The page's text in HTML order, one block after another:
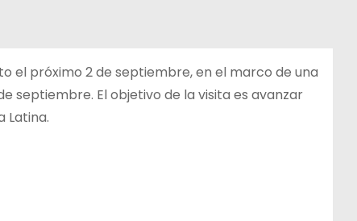
el próximo 2 de septiembre, en el marco de una
septiembre. El objetivo de la visita es avanzar
Latina.